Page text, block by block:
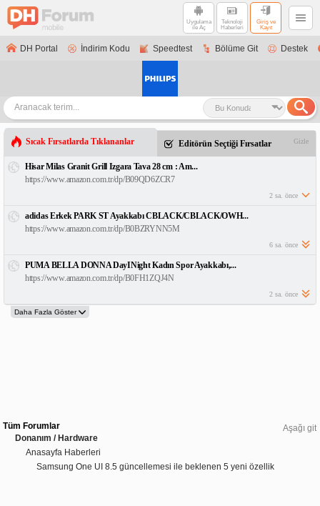
Uygulama
ile Aç
Teknoloji
Haberleri
Giriş ve
Kayıt
DH Portal İndirim Kodu Speedtest Bölüme Git Destek
Sıcak Fırsatlarda Tıklananlar Editörün Seçtiği Fırsatlar Gizle
Hisar Milas Granit Grill Izgara Tava 28 cm : Am...
https://www.amazon.com.tr/dp/B09QD6ZCR7
2 sa. önce
adidas Erkek PARK ST Ayakkabı CBLACK/CBLACK/OWH...
https://www.amazon.com.tr/dp/B0BZRYNN5M
6 sa. önce
PUMA BELLA DONNA DayINight Kadın Spor Ayakkabı,...
https://www.amazon.com.tr/dp/B0FH1ZQJ4N
2 sa. önce
Aşağı git
Tüm Forumlar
Donanım / Hardware
Anasayfa Haberleri
Samsung One UI 8.5 güncellemesi ile beklenen 5 yeni özellik